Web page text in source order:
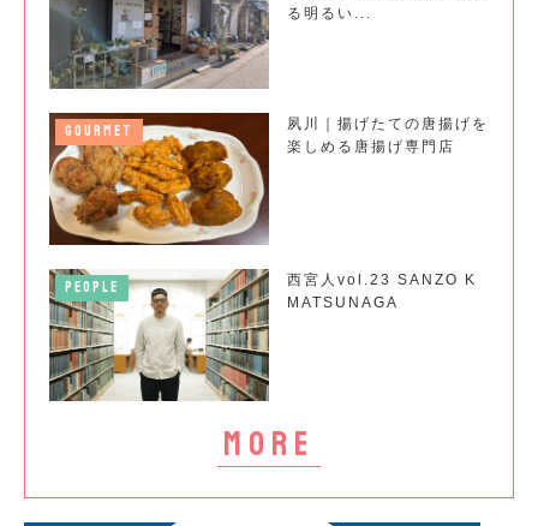
more
る明るい...
GOURMET
夙川｜揚げたての唐揚げを
楽しめる唐揚げ専門店
PEOPLE
西宮人vol.23 SANZO K
MATSUNAGA